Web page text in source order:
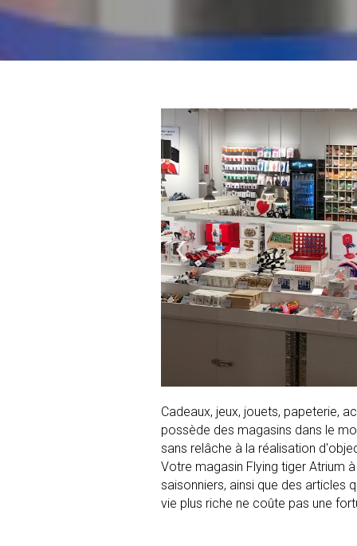
‹
Cadeaux, jeux, jouets, papeterie,
possède des magasins dans le
sans relâche à la réalisation
Votre magasin Flying tiger Atrium
saisonniers, ainsi que des articles
vie plus riche ne coûte pas une